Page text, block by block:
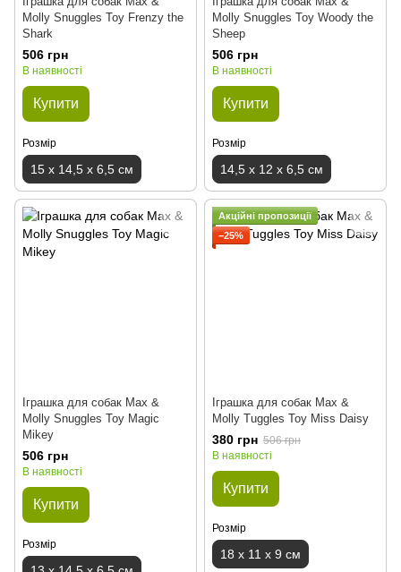
Molly Snuggles Toy Frenzy the
Shark
506 грн
В наявності
Купити
Розмір
15 x 14,5 x 6,5 см
Molly Snuggles Toy Woody the
Sheep
506 грн
В наявності
Купити
Розмір
14,5 x 12 x 6,5 см
Іграшка для собак Max &
Molly Snuggles Toy Magic
Mikey
506 грн
В наявності
Купити
Розмір
Акційні пропозиції
−25%
Іграшка для собак Max &
Molly Tuggles Toy Miss Daisy
380 грн 506 грн
В наявності
Купити
Розмір
18 x 11 x 9 см